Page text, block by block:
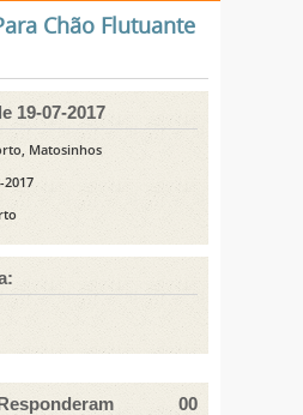
Chão Flutuante
19-07-2017
Matosinhos
2017
00